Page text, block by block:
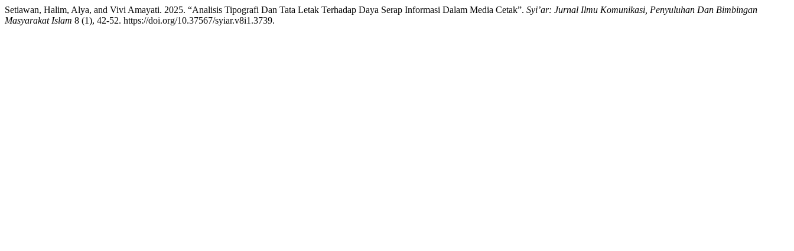
Setiawan, Halim, Alya, and Vivi Amayati. 2025. “Analisis Tipografi Dan Tata Letak Terhadap Daya Serap Informasi Dalam Media Cetak”. Syi’ar: Jurnal Ilmu Komunikasi, Penyuluhan Dan Bimbingan
Masyarakat Islam 8 (1), 42-52. https://doi.org/10.37567/syiar.v8i1.3739.